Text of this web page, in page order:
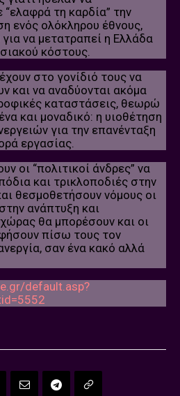
τη καρδία” την
ενός ολόκληρου έθνους,
να μετατραπεί η Ελλάδα
κόστους.
στο γονίδιό τους να
και να αναδύονται ακόμα
καταστάσεις, θεωρώ
και μοναδικό: η υιοθέτηση
για την επανένταξη
εργασίας.
οι “πολιτικοί άνδρες” να
και τρικλοποδιές στην
θεσμοθετήσουν νόμους οι
ανάπτυξη και
θα μπορέσουν και οι
πίσω τους τον
σαν ένα κακό αλλά
default.asp?